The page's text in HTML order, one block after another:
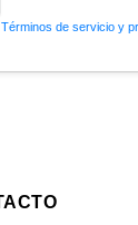
Términos de servicio y